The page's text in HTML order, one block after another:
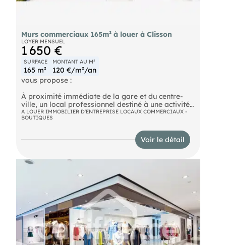
Murs commerciaux 165m² à louer à Clisson
LOYER MENSUEL
1 650 €
SURFACE
165 m²
MONTANT AU M²
120 €/m²/an
vous propose :
À proximité immédiate de la gare et du centre-
ville, un local professionnel destiné à une activité
de services tertiaires, bénéficiant d'un
environnement agréable.
Situé en rez-de-chaussée, ce local lumineux est à
aménager selon vos besoins. Il dispose d'une
pour le confort des occupants.
Une ou deux places de parking disponibles au prix
unitaire de 16 500 € HT, TVA en sus
(emplacements pouvant accueillir deux véhicules
légers).
Conditions financières :
Prix : 270 000 € HT
A LOUER IMMOBILIER D'ENTREPRISE LOCAUX COMMERCIAUX -
BOUTIQUES
Voir le détail